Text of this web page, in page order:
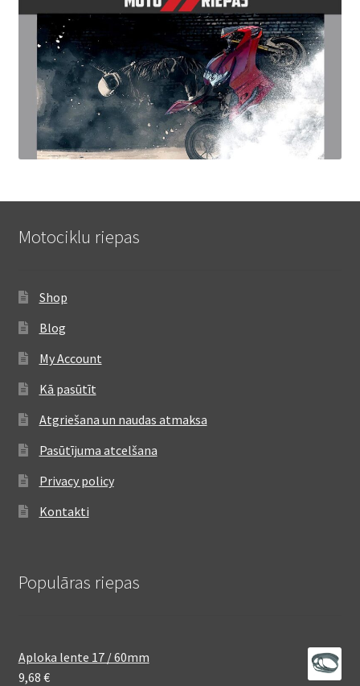
Motociklu riepas
Shop
Blog
My Account
Kā pasūtīt
Atgriešana un naudas atmaksa
Pasūtījuma atcelšana
Privacy policy
Kontakti
Populāras riepas
Aploka lente 17 / 60mm
9,68 €